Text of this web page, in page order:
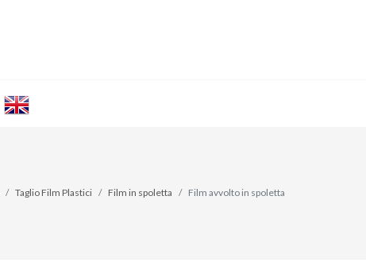
Taglio Film Plastici Film in spoletta Film avvolto in spoletta